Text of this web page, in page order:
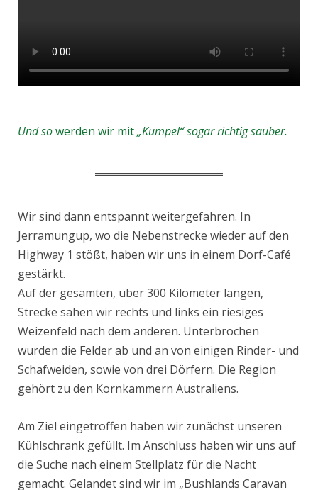
Und sowerden wir mit„Kumpel“ sogar richtig sauber.
Wir sind dann entspannt weitergefahren. In
Jerramungup, wo die Nebenstrecke wieder auf den
Highway 1 stößt, haben wir uns in einem Dorf-Café
gestärkt.
Auf der gesamten, über 300 Kilometer langen,
Strecke sahen wir rechts und links ein riesiges
Weizenfeld nach dem anderen. Unterbrochen
wurden die Felder ab und an von einigen Rinder- und
Schafweiden, sowie von drei Dörfern. Die Region
gehört zu den Kornkammern Australiens.
Am Ziel eingetroffen haben wir zunächst unseren
Kühlschrank gefüllt. Im Anschluss haben wir uns auf
die Suche nach einem Stellplatz für die Nacht
gemacht. Gelandet sind wir im „Bushlands Caravan